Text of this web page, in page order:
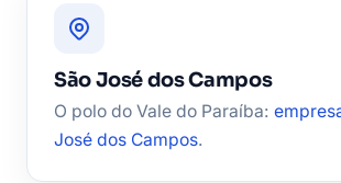
São José dos Campos
O polo do Vale do Paraíba:
José dos Campos.